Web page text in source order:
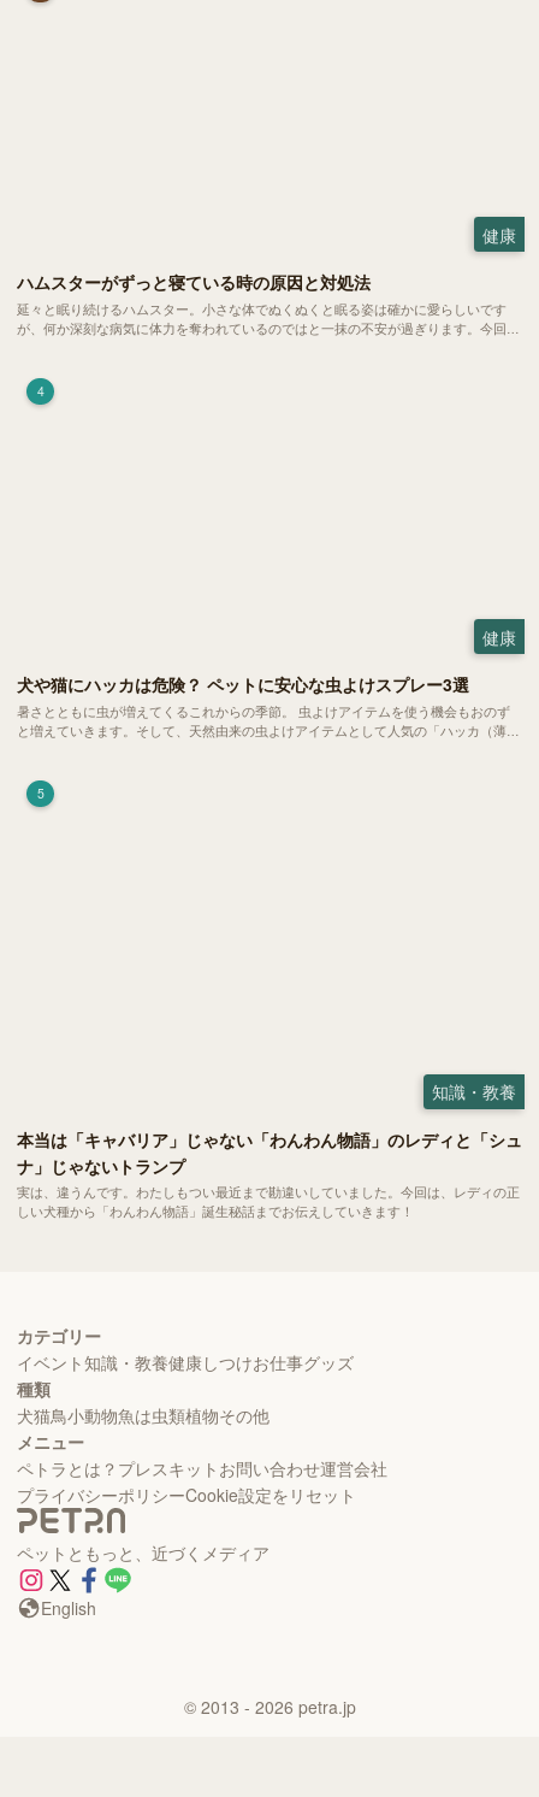
健康
ハムスターがずっと寝ている時の原因と対処法
延々と眠り続けるハムスター。小さな体でぬくぬくと眠る姿は確かに愛らしいです
が、何か深刻な病気に体力を奪われているのではと一抹の不安が過ぎります。今回
4
健康
犬や猫にハッカは危険？ ペットに安心な虫よけスプレー3選
暑さとともに虫が増えてくるこれからの季節。 虫よけアイテムを使う機会もおのず
と増えていきます。そして、天然由来の虫よけアイテムとして人気の「ハッカ（薄
5
知識・教養
本当は「キャバリア」じゃない「わんわん物語」のレディと「シュ
ナ」じゃないトランプ
実は、違うんです。わたしもつい最近まで勘違いしていました。今回は、レディの正
しい犬種から「わんわん物語」誕生秘話までお伝えしていきます！
カテゴリー
イベント知識・教養健康しつけお仕事グッズ
種類
犬猫鳥小動物魚は虫類植物その他
メニュー
ペトラとは？ プレスキット お問い合わせ運営会社
プライバシーポリシーCookie設定をリセット
ペットともっと、近づくメディア
English
© 2013 - 2026 petra.jp